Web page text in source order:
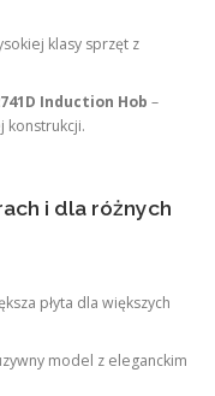
klasy sprzęt z
Induction Hob –
konstrukcji.
i dla różnych
płyta dla większych
model z eleganckim